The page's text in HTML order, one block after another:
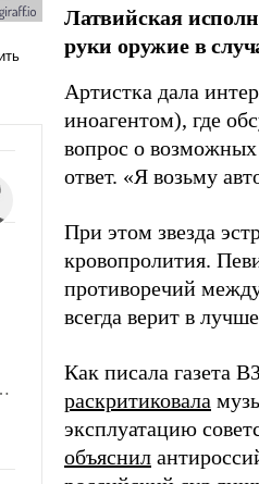
Латвийская
руки оружие в
Артистка дала
иноагентом), где
вопрос о
ответ. «Я возьму
При этом звезда
кровопролития.
противоречий
всегда верит в
Как писала газета
раскритиковала
эксплуатацию
объяснил